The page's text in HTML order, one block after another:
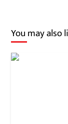
You may also